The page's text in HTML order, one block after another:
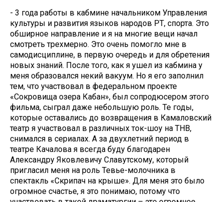
- 3 года работы в кабмине начальником Управления
культуры и развития языков народов РТ, спорта. Это
обширное направление и я на многие вещи начал
смотреть трехмерно. Это очень помогло мне в
самодисциплине, в первую очередь и для обретения
новых знаний. После того, как я ушел из кабмина у
меня образовался некий вакуум. Но я его заполнил
тем, что участвовал в федеральном проекте
«Сокровища озера Кабан», был сопродюсером этого
фильма, сыграл даже небольшую роль. Те годы,
которые оставались до возвращения в Камаловский
театр я участвовал в различных ток-шоу на ТНВ,
снимался в сериалах. А за двухлетний период в
театре Качалова я всегда буду благодарен
Александру Яковлевичу Славутскому, который
пригласил меня на роль Тевье-молочника в
спектакль «Скрипач на крыше». Для меня это было
огромное счастье, я это понимаю, потому что